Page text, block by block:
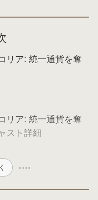
リア: 統一通貨を奪
リア: 統一通貨を奪
スト詳細